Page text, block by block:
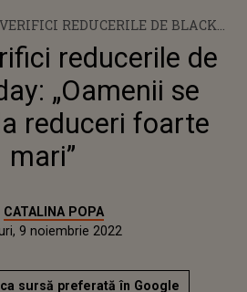
REDUCERILE DE BLACK
SE AȘTEAPTĂ LA
FOARTE MARI”
reducerile de
„Oamenii se
reduceri foarte
mari”
CATALINA POPA
9 noiembrie 2022
sursă preferată în Google